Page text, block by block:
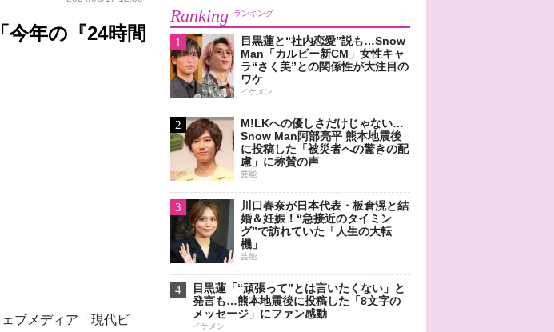
今年の『24時間
ブメディア「現代ビ
Ranking ランキング
1
目黒蓮と“社内恋愛”説も…Snow
Man「カルビー新CM」女性キャ
ラ“さく美”との関係性が大注目の
ワケ
イケメン
2
M!LKへの優しさだけじゃない…
Snow Man阿部亮平 熊本地震後
に投稿した「被災者への驚きの配
慮」に称賛の声
芸能
3
川口春奈が日本代表・板倉滉と結
婚＆妊娠！“急接近のタイミン
グ”で訪れていた「人生の大転
機」
芸能
4
目黒蓮「“頑張って”とは言いたくない」と
発言も…熊本地震後に投稿した「8文字の
メッセージ」にファン感動
イケメン